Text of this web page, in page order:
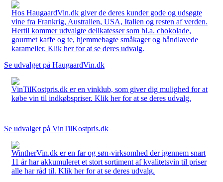
Hos HaugaardVin.dk giver de deres kunder gode og udsøgte
vine fra Frankrig, Australien, USA, Italien og resten af verden.
Hertil kommer udvalgte delikatesser som bl.a. chokolade,
gourmet kaffe og te, hjemmebagte småkager og håndlavede
karameller. Klik her for at se deres udvalg.
Se udvalget på HaugaardVin.dk
VinTilKostpris.dk er en vinklub, som giver dig mulighed for at
købe vin til indkøbspriser. Klik her for at se deres udvalg.
Se udvalget på VinTilKostpris.dk
WintherVin.dk er en far og søn-virksomhed der igennem snart
11 år har akkumuleret et stort sortiment af kvalitetsvin til priser
alle har råd til. Klik her for at se deres udvalg.